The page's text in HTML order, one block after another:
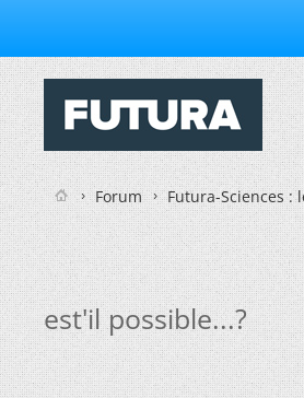
Forum Futura-Sciences :
est'il possible...?